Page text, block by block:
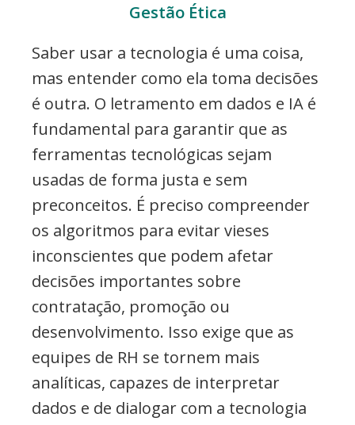
Gestão Ética
Saber usar a tecnologia é uma coisa,
mas entender como ela toma decisões
é outra. O letramento em dados e IA é
fundamental para garantir que as
ferramentas tecnológicas sejam
usadas de forma justa e sem
preconceitos. É preciso compreender
os algoritmos para evitar vieses
inconscientes que podem afetar
decisões importantes sobre
contratação, promoção ou
desenvolvimento. Isso exige que as
equipes de RH se tornem mais
analíticas, capazes de interpretar
dados e de dialogar com a tecnologia